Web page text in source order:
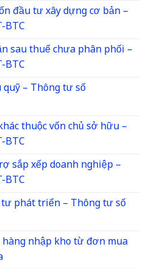
đầu tư xây dựng cơ bản –
sau thuế chưa phân phối –
– Thông tư số
thuộc vốn chủ sở hữu –
sắp xếp doanh nghiệp –
phát triển – Thông tư số
nhập kho từ đơn mua